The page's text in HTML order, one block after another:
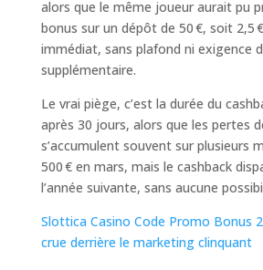
alors que le même joueur aurait pu
bonus sur un dépôt de 50 €, soit 2,5
immédiat, sans plafond ni exigence
supplémentaire.
Le vrai piège, c’est la durée du
après 30 jours, alors que les pertes
s’accumulent souvent sur plusieurs
500 € en mars, mais le cashback
l’année suivante, sans aucune
Slottica Casino Code Promo Bonus
crue derrière le marketing clinquant